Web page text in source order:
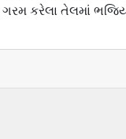
કરેલા તેલમાં